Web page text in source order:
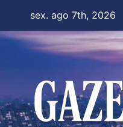
content
sex. ago 7th, 2026